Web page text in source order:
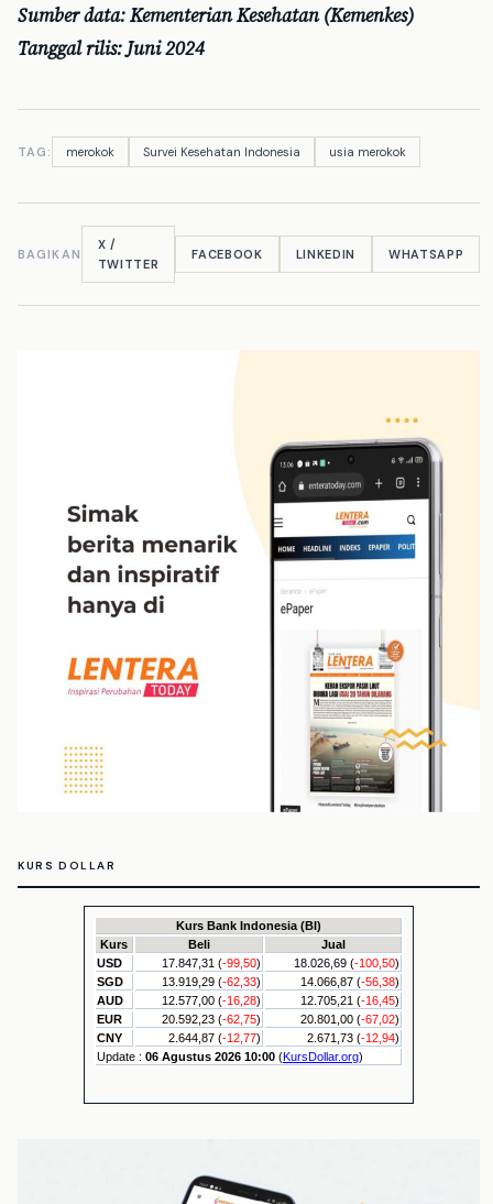
Sumber data: Kementerian Kesehatan (Kemenkes)
Tanggal rilis: Juni 2024
TAG: merokok Survei Kesehatan Indonesia usia merokok
BAGIKAN
X /
TWITTER
FACEBOOK LINKEDIN WHATSAPP
KURS DOLLAR